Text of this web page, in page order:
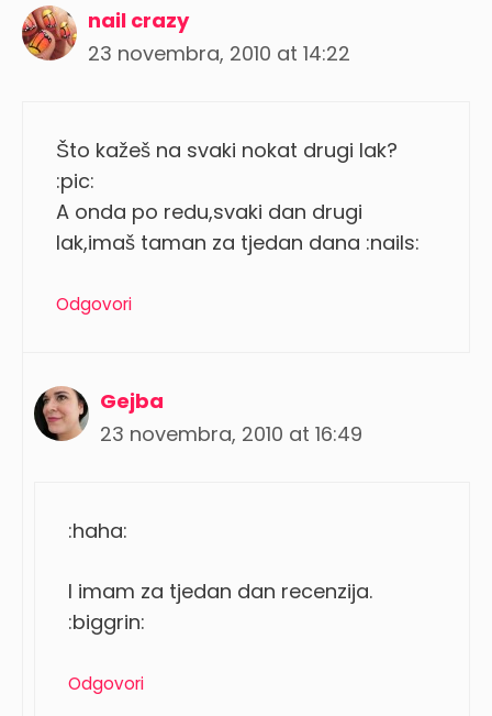
nail crazy
23 novembra, 2010 at 14:22
Što kažeš na svaki nokat drugi lak?
:pic:
A onda po redu,svaki dan drugi
lak,imaš taman za tjedan dana :nails:
Odgovori
Gejba
23 novembra, 2010 at 16:49
:haha:
I imam za tjedan dan recenzija.
:biggrin:
Odgovori